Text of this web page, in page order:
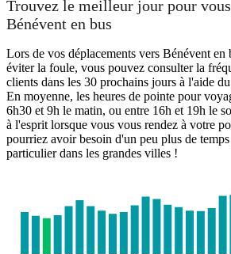
Trouvez le meilleur jour pour
Bénévent en bus
Lors de vos déplacements vers Bénévent en
éviter la foule, vous pouvez consulter la
clients dans les 30 prochains jours à l'aide
En moyenne, les heures de pointe pour
6h30 et 9h le matin, ou entre 16h et 19h le
à l'esprit lorsque vous vous rendez à votre
pourriez avoir besoin d'un peu plus de
particulier dans les grandes villes !